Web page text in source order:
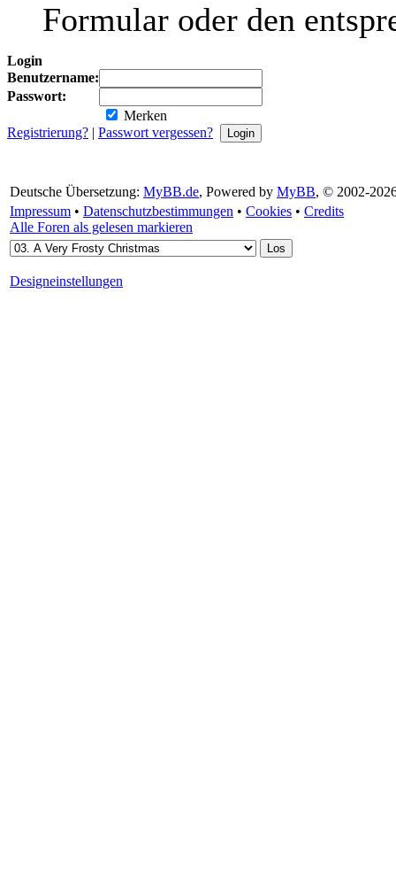
Formular oder den
Login
Benutzername:
Passwort:
Merken
Registrierung? | Passwort vergessen?
Deutsche Übersetzung: MyBB.de, Powered by MyBB, © 2002-
Impressum • Datenschutzbestimmungen • Cookies • Credits
Alle Foren als gelesen markieren
Designeinstellungen